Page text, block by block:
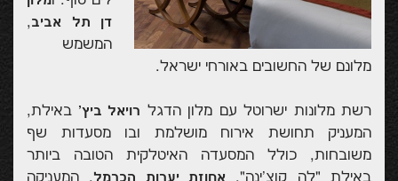
דן תל אביב,
המשמש
מלונם של החשובים באורחי ישראל.
רשת מלונות ישרוטל עם מלון הדגל רויאל ביץ' באילת,
המעניק תחושת אירוח מושלמת ובו מסעדות שף
משובחות, כולל המסעדה האיטלקית הטובה ביותר
אחוזת יערות הכרמל